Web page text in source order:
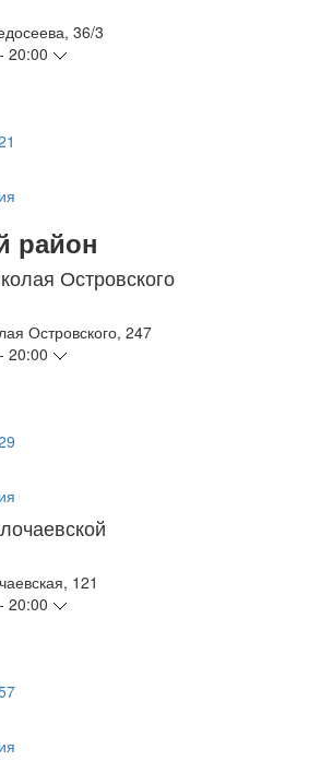
36/3
20:00
район
Островского
Островского, 247
20:00
121
20:00